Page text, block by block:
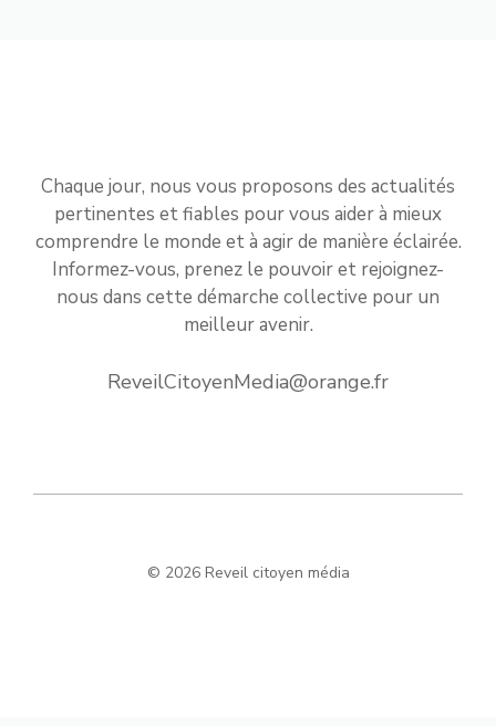
Chaque jour, nous vous proposons des actualités
pertinentes et fiables pour vous aider à mieux
comprendre le monde et à agir de manière éclairée.
Informez-vous, prenez le pouvoir et rejoignez-
nous dans cette démarche collective pour un
meilleur avenir.
ReveilCitoyenMedia@orange.fr
© 2026 Reveil citoyen média